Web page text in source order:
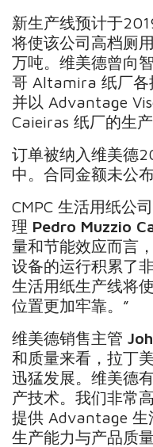
新生产线预计于
将使该公司高档厕
万吨。维美德曾向
哥 Altamira 纸厂各
并以 Advantage
Caieiras 纸厂的生
订单被纳入维美德
中。合同金额未公布
CMPC 生活用纸公
理 Pedro Muzzio
量和节能效应而言
设备的运行积累了
生活用纸生产线将
位置更加牢靠。”
维美德销售主管
和质量来看，拉丁
迅猛发展。维美德
产技术。我们非常
提供 Advantage 生
生产能力与产品质